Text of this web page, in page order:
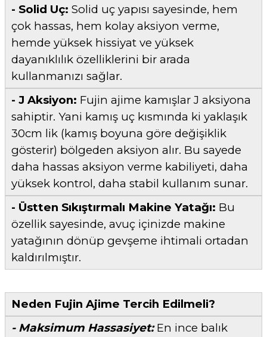
- Solid Uç: Solid uç yapısı sayesinde, hem
çok hassas, hem kolay aksiyon verme,
hemde yüksek hissiyat ve yüksek
dayanıklılık özelliklerini bir arada
kullanmanızı sağlar.
- J Aksiyon: Fujin ajime kamışlar J aksiyona
sahiptir. Yani kamış uç kısmında ki yaklaşık
30cm lik (kamış boyuna göre değişiklik
gösterir) bölgeden aksiyon alır. Bu sayede
daha hassas aksiyon verme kabiliyeti, daha
yüksek kontrol, daha stabil kullanım sunar.
- Üstten Sıkıştırmalı Makine Yatağı: Bu
özellik sayesinde, avuç içinizde makine
yatağının dönüp gevşeme ihtimali ortadan
kaldırılmıştır.
Neden Fujin Ajime Tercih Edilmeli?
- Maksimum Hassasiyet:En ince balık